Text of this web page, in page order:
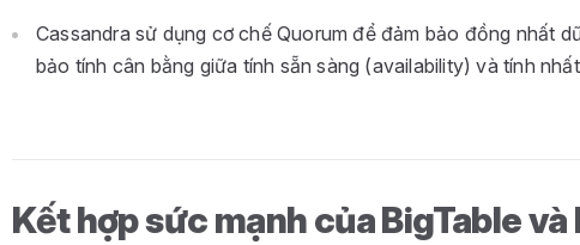
Cassandra sử dụng cơ chế Quorum để đảm bảo đồng nhất
bảo tính cân bằng giữa tính sẵn sàng (availability) và tính
Kết hợp sức mạnh của BigTable